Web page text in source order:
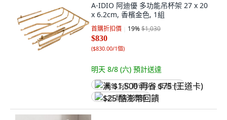
A-IDIO 阿迪優 多功能吊杯架 27 x 20
x 6.2cm, 香檳金色, 1組
首購折扣價 19%$1,030
$830
($830.00/1個)
明天 8/8 (六) 預計送達
满 $1,500 再省 $75 (王道卡)
$25 酷澎幣回饋